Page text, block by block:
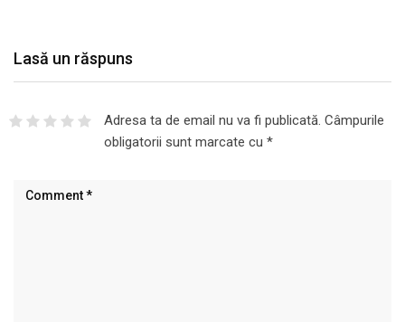
Lasă un răspuns
Adresa ta de email nu va fi publicată. Câmpurile
obligatorii sunt marcate cu *